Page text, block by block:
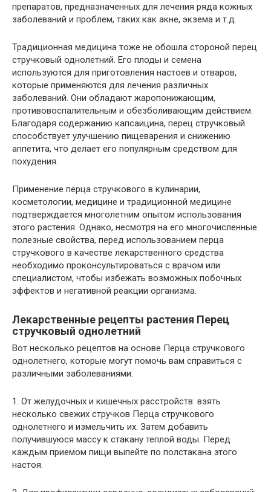
препаратов, предназначенных для лечения ряда кожных
заболеваний и проблем, таких как акне, экзема и т.д.
Традиционная медицина тоже не обошла стороной перец
стручковый однолетний. Его плоды и семена
используются для приготовления настоев и отваров,
которые применяются для лечения различных
заболеваний. Они обладают жаропонижающим,
противовоспалительным и обезболивающим действием.
Благодаря содержанию капсаицина, перец стручковый
способствует улучшению пищеварения и снижению
аппетита, что делает его популярным средством для
похудения.
Применение перца стручкового в кулинарии,
косметологии, медицине и традиционной медицине
подтверждается многолетним опытом использования
этого растения. Однако, несмотря на его многочисленные
полезные свойства, перед использованием перца
стручкового в качестве лекарственного средства
необходимо проконсультироваться с врачом или
специалистом, чтобы избежать возможных побочных
эффектов и негативной реакции организма.
Лекарственные рецепты растения Перец
стручковый однолетний
Вот несколько рецептов на основе Перца стручкового
однолетнего, которые могут помочь вам справиться с
различными заболеваниями:
1. От желудочных и кишечных расстройств: взять
несколько свежих стручков Перца стручкового
однолетнего и измельчить их. Затем добавить
получившуюся массу к стакану теплой воды. Перед
каждым приемом пищи выпейте по полстакана этого
настоя.